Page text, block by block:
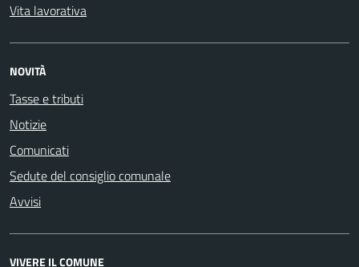
Vita lavorativa
NOVITÀ
Tasse e tributi
Notizie
Comunicati
Sedute del consiglio comunale
Avvisi
VIVERE IL COMUNE